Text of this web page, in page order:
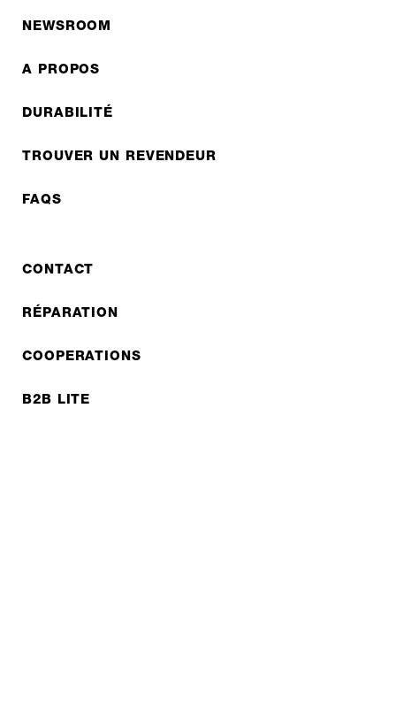
NEWSROOM
A PROPOS
DURABILITÉ
TROUVER UN REVENDEUR
FAQS
CONTACT
RÉPARATION
COOPERATIONS
B2B LITE